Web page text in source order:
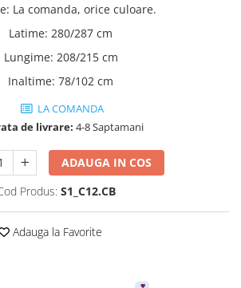
: La comanda, orice culoare.
Latime: 280/287 cm
Lungime: 208/215 cm
Inaltime: 78/102 cm
LA COMANDA
de livrare: 4-8 Saptamani
ADAUGA IN COS
Produs: S1_C12.CB
Adauga la Favorite